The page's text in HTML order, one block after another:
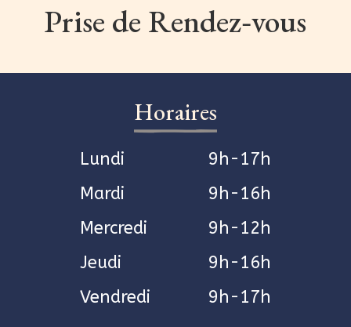
Prise de Rendez‑vous
Horaires
Lundi
9h-17h
Mardi
9h-16h
Mercredi
9h-12h
Jeudi
9h-16h
Vendredi
9h-17h